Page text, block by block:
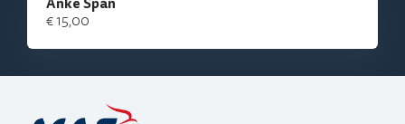
€ 15,00